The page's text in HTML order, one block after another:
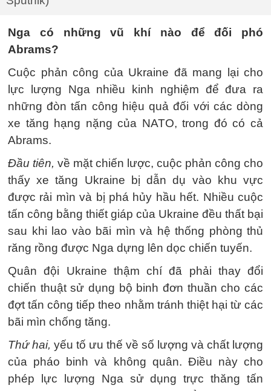
Nga có những vũ khí nào để đối phó
Abrams?
Cuộc phản công của Ukraine đã mang lại cho
lực lượng Nga nhiều kinh nghiệm để đưa ra
những đòn tấn công hiệu quả đối với các dòng
xe tăng hạng nặng của NATO, trong đó có cả
Abrams.
Đầu tiên, về mặt chiến lược, cuộc phản công cho
thấy xe tăng Ukraine bị dẫn dụ vào khu vực
được rải mìn và bị phá hủy hầu hết. Nhiều cuộc
tấn công bằng thiết giáp của Ukraine đều thất bại
sau khi lao vào bãi mìn và hệ thống phòng thủ
răng rồng được Nga dựng lên dọc chiến tuyến.
Quân đội Ukraine thậm chí đã phải thay đổi
chiến thuật sử dụng bộ binh đơn thuần cho các
đợt tấn công tiếp theo nhằm tránh thiệt hại từ các
bãi mìn chống tăng.
Thứ hai, yếu tố ưu thế về số lượng và chất lượng
của pháo binh và không quân. Điều này cho
phép lực lượng Nga sử dụng trực thăng tấn